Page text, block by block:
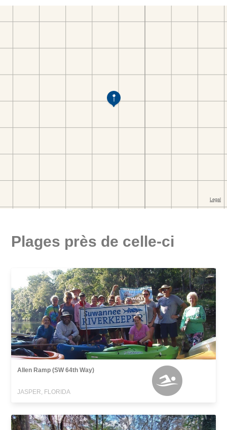
Plages près de celle-ci
Allen Ramp (SW 64th Way)
JASPER, FLORIDA